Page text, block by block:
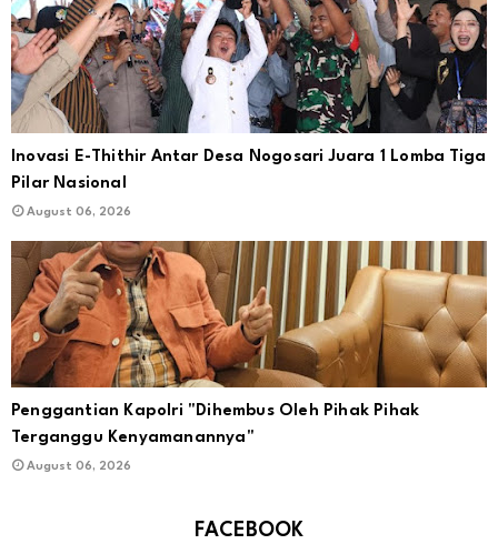
Inovasi E-Thithir Antar Desa Nogosari Juara 1 Lomba Tiga
Pilar Nasional
August 06, 2026
Penggantian Kapolri "Dihembus Oleh Pihak Pihak
Terganggu Kenyamanannya"
August 06, 2026
FACEBOOK